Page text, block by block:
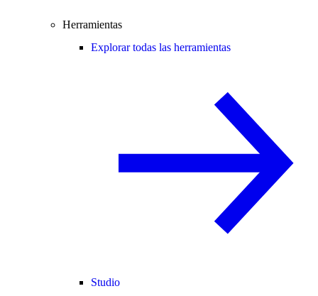
Herramientas
Explorar todas las herramientas
Studio